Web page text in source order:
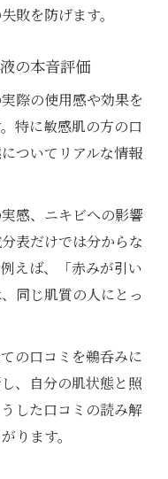
敗を防げます。
の本音評価
際の使用感や効果を
特に敏感肌の方の口
ついてリアルな情報
感、ニキビへの影響
表だけでは分からな
えば、「赤みが引い
同じ肌質の人にとっ
の口コミを鵜呑みに
、自分の肌状態と照
した口コミの読み解
ります。